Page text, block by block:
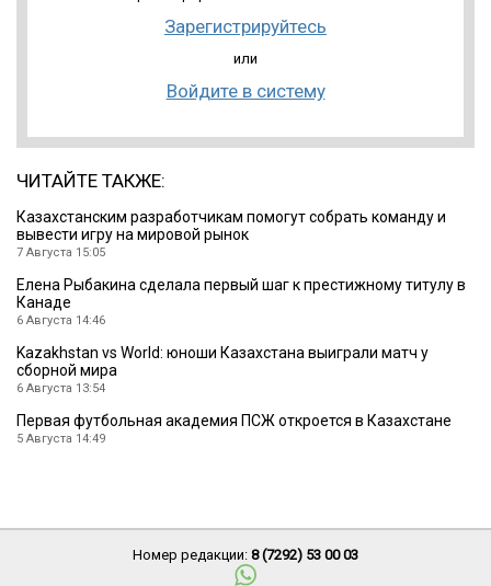
Зарегистрируйтесь
или
Войдите в систему
ЧИТАЙТЕ ТАКЖЕ:
Казахстанским разработчикам помогут собрать команду и
вывести игру на мировой рынок
7 Августа 15:05
Елена Рыбакина сделала первый шаг к престижному титулу в
Канаде
6 Августа 14:46
Kazakhstan vs World: юноши Казахстана выиграли матч у
сборной мира
6 Августа 13:54
Первая футбольная академия ПСЖ откроется в Казахстане
5 Августа 14:49
Номер редакции: 8 (7292) 53 00 03